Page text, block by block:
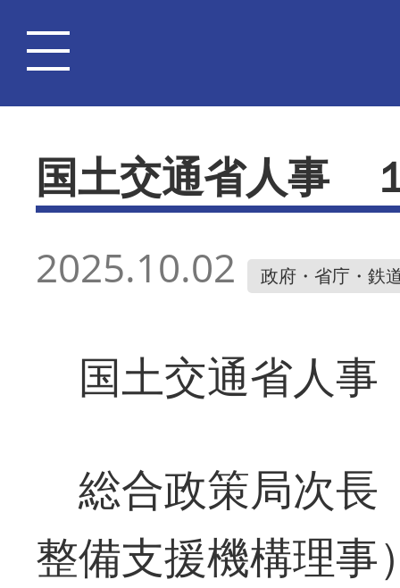
国土交通省人事
2025.10.02 政府・省庁・鉄
国土交通省人事
総合政策局次長
整備支援機構理